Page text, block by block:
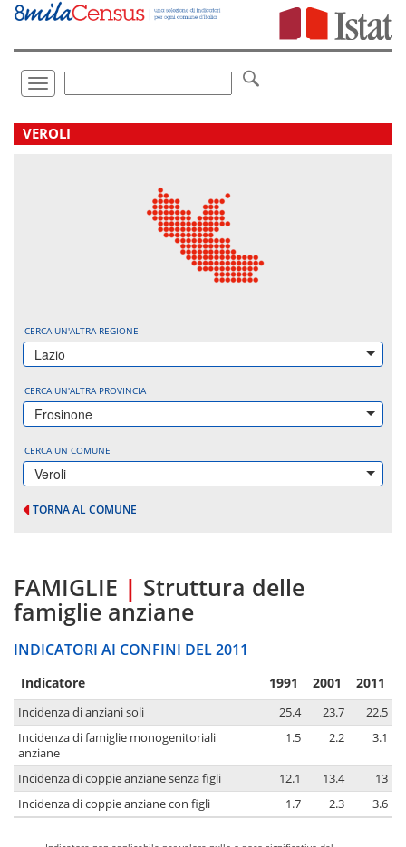
Vai
direttamente
Toggle
navigation
.
VEROLI
CERCA UN'ALTRA REGIONE
Lazio
CERCA UN'ALTRA PROVINCIA
Frosinone
CERCA UN COMUNE
Veroli
TORNA AL COMUNE
FAMIGLIE | Struttura delle
famiglie anziane
INDICATORI AI CONFINI DEL 2011
Indicatore 1991 2001 2011
Incidenza di anziani soli 25.4 23.7
22.5
Incidenza di famiglie monogenitoriali
anziane
1.5 2.2 3.1
Incidenza di coppie anziane senza figli 12.1 13.4
13
Incidenza di coppie anziane con figli
1.7 2.3 3.6